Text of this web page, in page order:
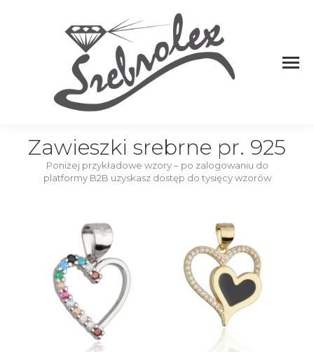
Zawieszki srebrne pr. 925
Poniżej przykładowe wzory – po zalogowaniu do
platformy B2B uzyskasz dostęp do tysięcy wzorów